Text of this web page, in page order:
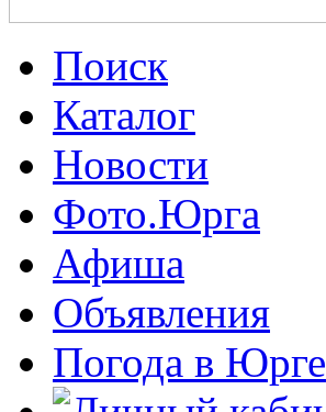
Поиск
Каталог
Новости
Фото.Юрга
Афиша
Объявления
Погода в Юрге